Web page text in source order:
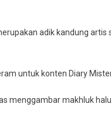
adik kandung artis
untuk konten Diary
menggambar makhluk